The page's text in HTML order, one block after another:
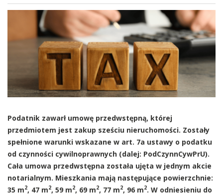
Podatnik zawarł umowę przedwstępną, której
przedmiotem jest zakup sześciu nieruchomości. Zostały
spełnione warunki wskazane w art. 7a ustawy o podatku
od czynności cywilnoprawnych (dalej: PodCzynnCywPrU).
Cała umowa przedwstępna została ujęta w jednym akcie
notarialnym. Mieszkania mają następujące powierzchnie:
35 m2, 47 m2, 59 m2, 69 m2, 77 m2, 96 m2. W odniesieniu do